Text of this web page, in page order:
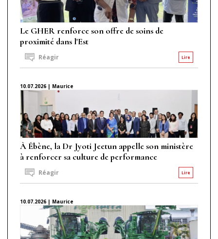
Le GHER renforce son offre de soins de
proximité dans l'Est
Lire
Réagir
10.07.2026 | Maurice
À Ébène, la Dr Jyoti Jeetun appelle son ministère
à renforcer sa culture de performance
Lire
Réagir
10.07.2026 | Maurice